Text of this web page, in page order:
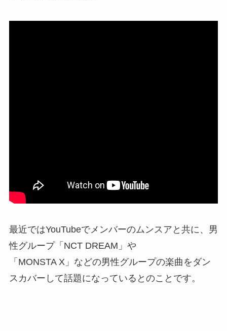
最近ではYouTubeでメンバーのムンスアと共に、男
性グループ「NCT DREAM」や
「MONSTA X」などの男性グループの楽曲をダン
スカバーして話題になっているとのことです。